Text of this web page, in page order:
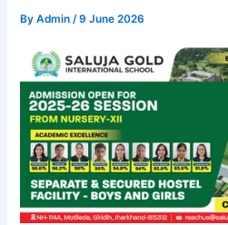
ByAdmin/9 June 2026